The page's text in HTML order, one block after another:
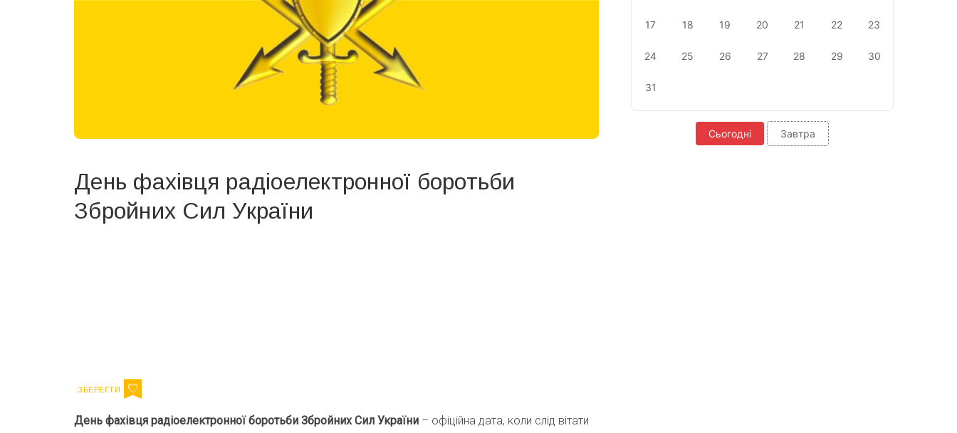
День фахівця радіоелектронної боротьби
Збройних Сил України
День фахівця радіоелектронної боротьби Збройних Сил України – офіційна дата, коли слід вітати
17 18 19 20 21 22 23
24 25 26 27 28 29 30
31
Сьогодні Завтра